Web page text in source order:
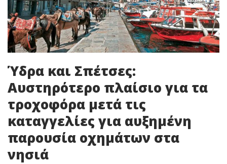
Ύδρα και Σπέτσες:
Αυστηρότερο πλαίσιο για τα
τροχοφόρα μετά τις
καταγγελίες για αυξημένη
παρουσία οχημάτων στα
νησιά